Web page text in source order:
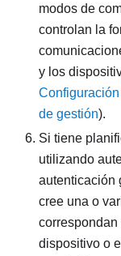
modos de
controlan la
y los
de gestión).
Si tiene
utilizando
autenticación
cree una o
correspondan
dispositivo o